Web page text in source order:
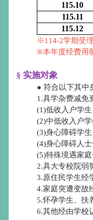
115.10
115.11
115.12
※114-2学期受
※本年度经费用
§ 实施对象
● 符合以下其中
1.具学杂费减免
​(1)低收入户学生
​(2)中低收入户学
​(3)身心障碍学生
​(4)身心障碍人
​(5)特殊境遇家
2.具大专校院弱
3.原住民学生经
4.家庭突遭变故
5.怀孕学生、扶
6.其他经由学校